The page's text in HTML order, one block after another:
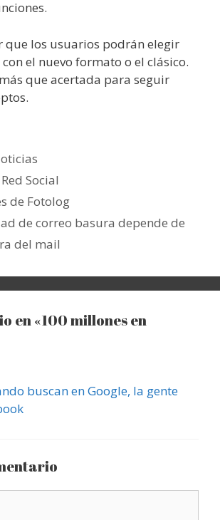
que los usuarios podrán elegir
el nuevo formato o el clásico.
que acertada para seguir
Red Social
de Fotolog
de correo basura depende de
del mail
en «100 millones en
buscan en Google, la gente